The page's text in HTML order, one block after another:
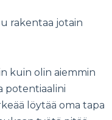
rakentaa jotain
kuin olin aiemmin
potentiaalini
löytää oma tapa